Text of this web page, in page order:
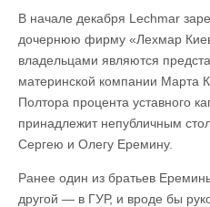
В начале декабря Lechmar
дочернюю фирму «Лехмар
владельцами являются
материнской компании Марта
Полтора процента уставного
принадлежит непубличным
Сергею и Олегу Еремину.
Ранее один из братьев
другой — в ГУР, и вроде бы